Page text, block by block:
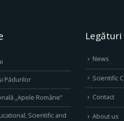
Pădurilor
„Apele Române”
Scientific and
News
Scientific
Contact
About us